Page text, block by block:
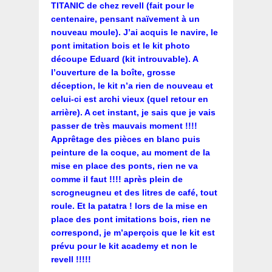
TITANIC de chez revell (fait pour le
centenaire, pensant naïvement à un
nouveau moule). J’ai acquis le navire, le
pont imitation bois et le kit photo
découpe Eduard (kit introuvable). A
l’ouverture de la boîte, grosse
déception, le kit n’a rien de nouveau et
celui-ci est archi vieux (quel retour en
arrière). A cet instant, je sais que je vais
passer de très mauvais moment !!!!
Apprêtage des pièces en blanc puis
peinture de la coque, au moment de la
mise en place des ponts, rien ne va
comme il faut !!!! après plein de
scrogneugneu et des litres de café, tout
roule. Et la patatra ! lors de la mise en
place des pont imitations bois, rien ne
correspond, je m’aperçois que le kit est
prévu pour le kit academy et non le
revell !!!!!